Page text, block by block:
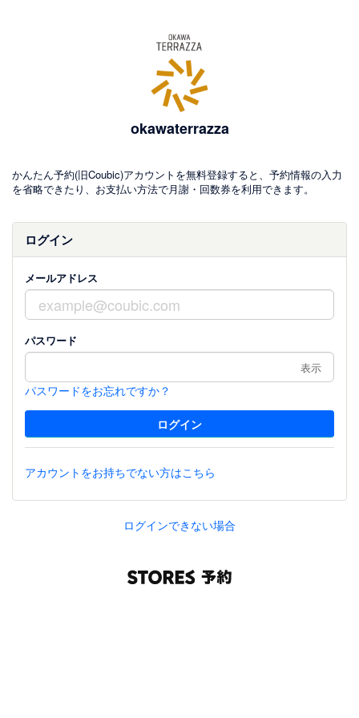
okawaterrazza
かんたん予約(旧Coubic)アカウントを無料登録すると、予約情報の入力
を省略できたり、お支払い方法で月謝・回数券を利用できます。
ログイン
メールアドレス
パスワード
表示
パスワードをお忘れですか？
アカウントをお持ちでない方はこちら
ログインできない場合